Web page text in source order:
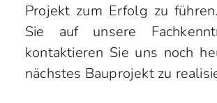
Projekt zum Erfolg zu
Sie auf unsere
kontaktieren Sie uns noch
nächstes Bauprojekt zu